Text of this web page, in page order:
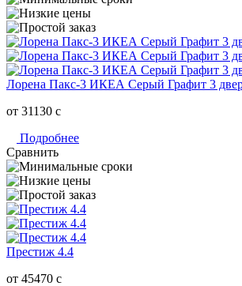
Лорена Пакс-3 ИКЕА Серый Графит 3
от 31130 c
Подробнее
Сравнить
Престиж 4.4
от 45470 c